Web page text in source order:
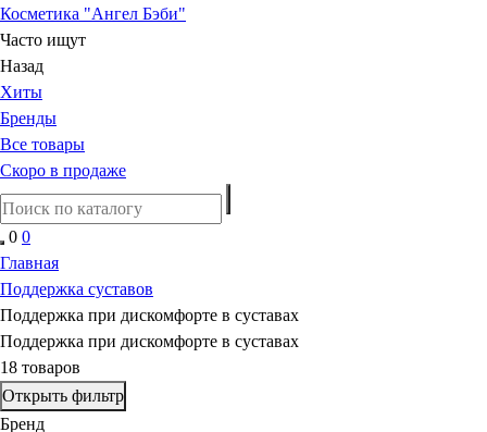
Косметика "Ангел Бэби"
Часто ищут
Назад
Хиты
Бренды
Все товары
Скоро в продаже
0 0
Главная
Поддержка суставов
Поддержка при дискомфорте в суставах
Поддержка при дискомфорте в суставах
18 товаров
Открыть фильтр
Бренд